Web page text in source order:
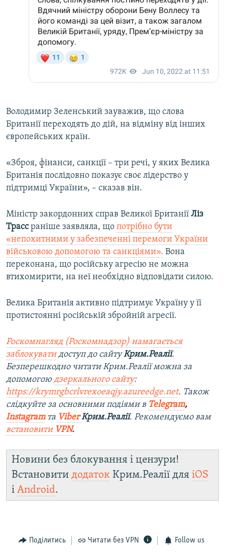
Володимир Зеленський зауважив, що слова
Британії переходять до дій, на відміну від інших
європейських країн.
«Зброя, фінанси, санкції – три речі, у яких Велика
Британія послідовно показує своє лідерство у
підтримці України», – сказав він.
Міністр закордонних справ Великої Британії Ліз
Трассраніше заявляла, що потрібно бути
«непохитними у забезпеченні перемоги України
військовою допомогою та санкціями». Вона
переконана, що російську агресію не можна
втихомирити, на неї необхідно відповідати силою.
Велика Британія активно підтримує Україну у її
протистоянні російській збройній агресії.
Роскомнагляд (Роскомнадзор) намагається
заблокуватидоступ до сайтуКрим.Реалії.
Безперешкодно читати Крим.Реалії можна за
допомогою дзеркального сайту:
https://krymrgbcrlvrexoeaqjy.azureedge.net. Також
слідкуйте за основними подіями в Telegram,
Instagramта ViberКрим.Реалії. Рекомендуємо вам
встановити VPN.
Новини без блокування і цензури!
Встановити додаток Крим.Реалії для iOS
і Android.
Поділитись Читати без VPN Follow us